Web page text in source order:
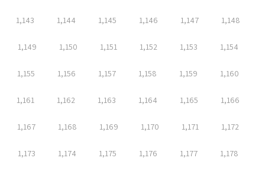
1,143 1,144 1,145 1,146 1,147 1,148
1,149 1,150 1,151 1,152 1,153 1,154
1,155 1,156 1,157 1,158 1,159 1,160
1,161 1,162 1,163 1,164 1,165 1,166
1,167 1,168 1,169 1,170 1,171 1,172
1,173 1,174 1,175 1,176 1,177 1,178